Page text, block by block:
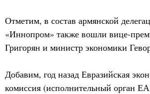
Отметим, в состав армянской
«Иннопром» также вошли вице-
Григорян и министр экономики
Добавим, год назад Евразийская
комиссия (исполнительный орган